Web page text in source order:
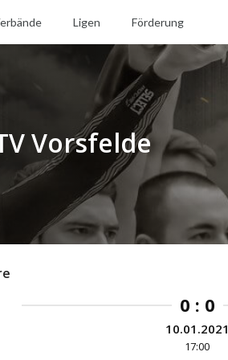
Ligen Förderung
Vorsfelde
0 : 0
10.01.2021
17:00